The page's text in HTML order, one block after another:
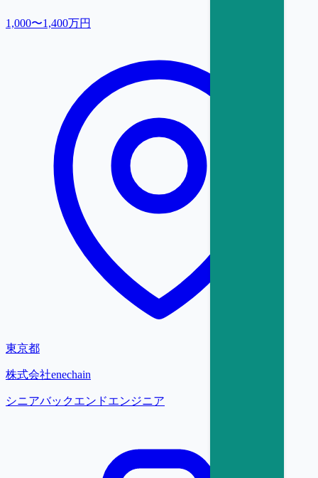
1,000〜1,400万円
東京都
株式会社enechain
シニアバックエンドエンジニア